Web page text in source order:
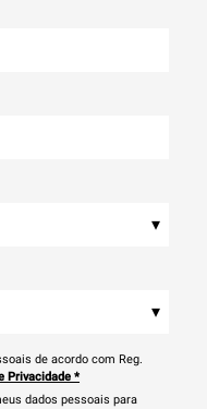
▾
▾
de acordo com Reg.
Privacidade *
dados pessoais para